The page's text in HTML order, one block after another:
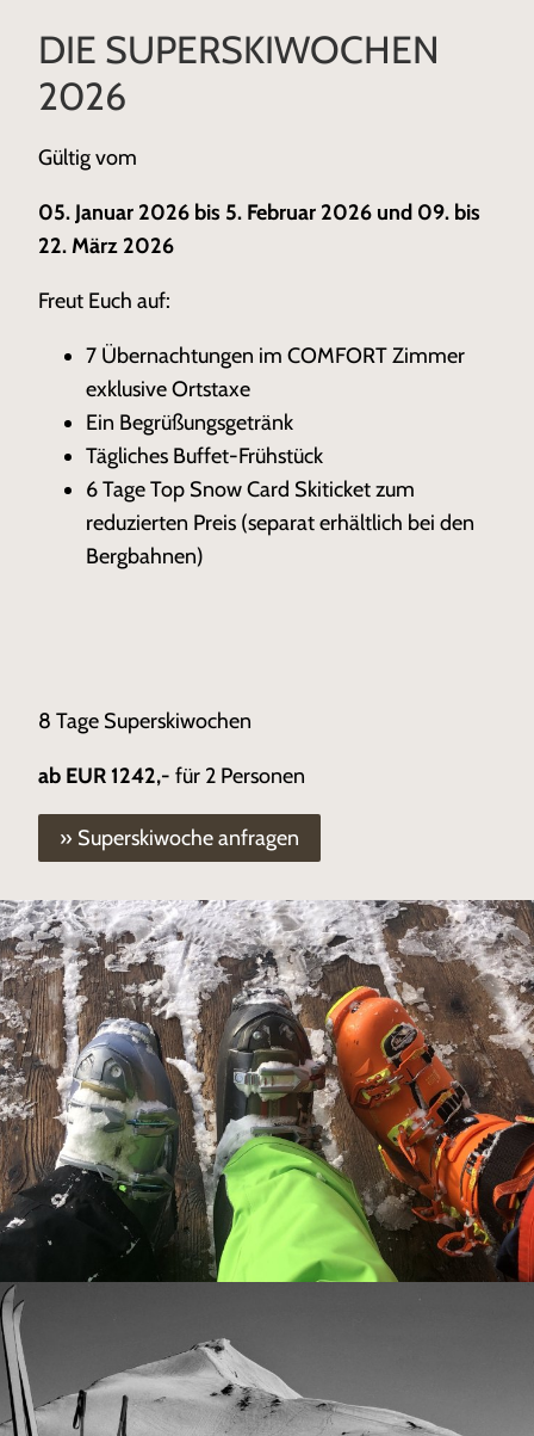
DIE SUPERSKIWOCHEN
2026
Gültig vom
05. Januar 2026 bis 5. Februar 2026 und 09. bis
22. März 2026
Freut Euch auf:
7 Übernachtungen im COMFORT Zimmer
exklusive Ortstaxe
Ein Begrüßungsgetränk
Tägliches Buffet-Frühstück
6 Tage Top Snow Card Skiticket zum
reduzierten Preis (separat erhältlich bei den
Bergbahnen)
8 Tage Superskiwochen
ab EUR 1242,- für 2 Personen
» Superskiwoche anfragen